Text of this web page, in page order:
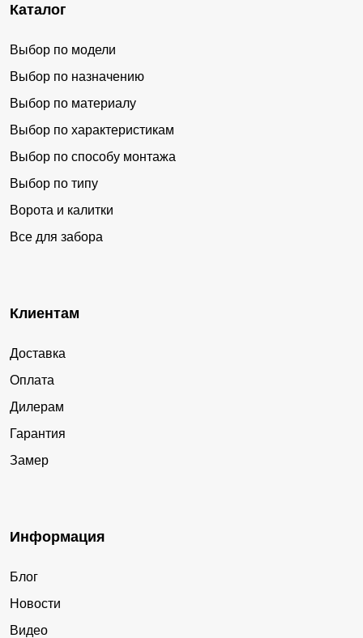
Каталог
Выбор по модели
Выбор по назначению
Выбор по материалу
Выбор по характеристикам
Выбор по способу монтажа
Выбор по типу
Ворота и калитки
Все для забора
Клиентам
Доставка
Оплата
Дилерам
Гарантия
Замер
Информация
Блог
Новости
Видео